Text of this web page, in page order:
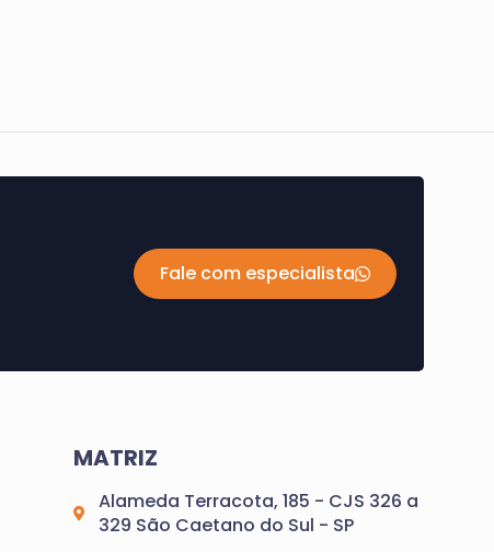
Fale com especialista
MATRIZ
Alameda Terracota, 185 - CJS 326 a
329 São Caetano do Sul - SP